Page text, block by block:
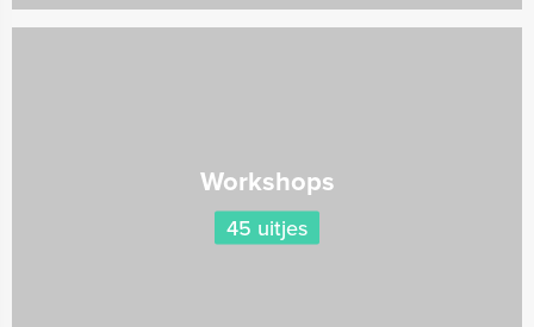
Workshops
45 uitjes